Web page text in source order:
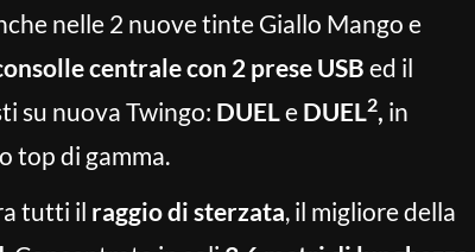
nelle 2 nuove tinte Giallo Mango e
centrale con 2 prese USB ed il
su nuova Twingo: DUELe DUEL2, in
top di gamma.
tutti il raggio di sterzata, il migliore della